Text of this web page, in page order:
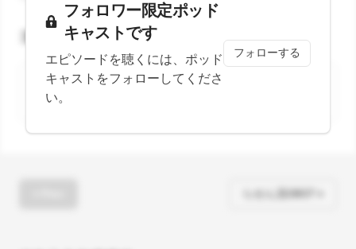
コメント
Your comment
フォロワー限定ポッド
キャストです
エピソードを聴くには、ポッド
キャストをフォローしてくださ
い。
フォローする